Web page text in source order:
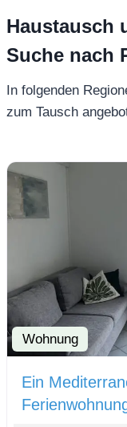
Haustausch
Suche nach
In folgenden
zum Tausch
Wohnung
Ein